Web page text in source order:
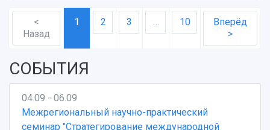
<
Назад
1 2 3 … 10
Вперёд
>
СОБЫТИЯ
04.09 - 06.09
Межрегиональный научно-практический
семинар "Стратегирование международной